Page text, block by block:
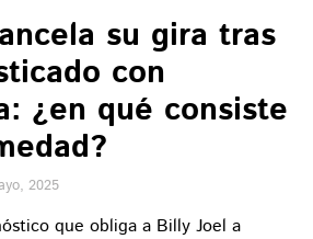
su gira tras
con
¿en qué consiste
2025
que obliga a Billy Joel a